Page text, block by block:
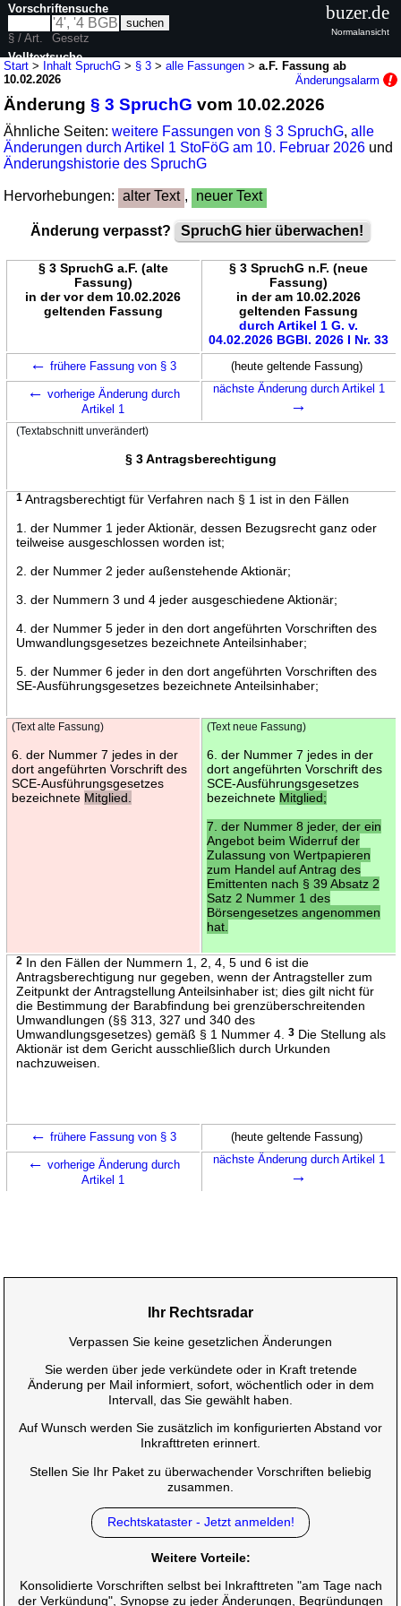
Start > Inhalt SpruchG > § 3 >alle Fassungen >a.F. Fassung ab
10.02.2026
Änderungsalarm
Änderung§ 3 SpruchG vom 10.02.2026
Ähnliche Seiten:weitere Fassungen von § 3 SpruchG,alle
Änderungen durch Artikel 1 StoFöG am 10. Februar 2026 und
Änderungshistorie des SpruchG
Hervorhebungen: alter Text , neuer Text
Änderung verpasst? SpruchG hier überwachen!
§ 3 SpruchG a.F. (alte
Fassung)
in der vor dem 10.02.2026
geltenden Fassung
§ 3 SpruchG n.F. (neue
Fassung)
in der am 10.02.2026
geltenden Fassung
durch Artikel 1 G. v.
04.02.2026 BGBl. 2026 I Nr. 33
← frühere Fassung von § 3 (heute geltende Fassung)
← vorherige Änderung durch
Artikel 1
nächste Änderung durch Artikel 1
→
(Textabschnitt unverändert)
§ 3 Antragsberechtigung
1Antragsberechtigt für Verfahren nach § 1 ist in den Fällen
1. der Nummer 1 jeder Aktionär, dessen Bezugsrecht ganz oder
teilweise ausgeschlossen worden ist;
2. der Nummer 2 jeder außenstehende Aktionär;
3. der Nummern 3 und 4 jeder ausgeschiedene Aktionär;
4. der Nummer 5 jeder in den dort angeführten Vorschriften des
Umwandlungsgesetzes bezeichnete Anteilsinhaber;
5. der Nummer 6 jeder in den dort angeführten Vorschriften des
SE-Ausführungsgesetzes bezeichnete Anteilsinhaber;
(Text alte Fassung)
6. der Nummer 7 jedes in der
dort angeführten Vorschrift des
SCE-Ausführungsgesetzes
bezeichnete Mitglied.
(Text neue Fassung)
6. der Nummer 7 jedes in der
dort angeführten Vorschrift des
SCE-Ausführungsgesetzes
bezeichnete Mitglied;
7. der Nummer 8 jeder, der ein
Angebot beim Widerruf der
Zulassung von Wertpapieren
zum Handel auf Antrag des
Emittenten nach § 39 Absatz 2
Satz 2 Nummer 1 des
Börsengesetzes angenommen
hat.
2In den Fällen der Nummern 1, 2, 4, 5 und 6 ist die
Antragsberechtigung nur gegeben, wenn der Antragsteller zum
Zeitpunkt der Antragstellung Anteilsinhaber ist; dies gilt nicht für
die Bestimmung der Barabfindung bei grenzüberschreitenden
Umwandlungen (§§ 313, 327 und 340 des
Umwandlungsgesetzes) gemäß § 1 Nummer 4.
3Die Stellung als
Aktionär ist dem Gericht ausschließlich durch Urkunden
nachzuweisen.
← frühere Fassung von § 3 (heute geltende Fassung)
← vorherige Änderung durch
Artikel 1
nächste Änderung durch Artikel 1
→
Vorschriftensuche
§ / Art.
Gesetz
Volltextsuche
buzer.de
Normalansicht
Ihr Rechtsradar
Verpassen Sie keine gesetzlichen Änderungen
Sie werden über jede verkündete oder in Kraft tretende
Änderung per Mail informiert, sofort, wöchentlich oder in dem
Intervall, das Sie gewählt haben.
Auf Wunsch werden Sie zusätzlich im konfigurierten Abstand vor
Inkrafttreten erinnert.
Stellen Sie Ihr Paket zu überwachender Vorschriften beliebig
zusammen.
Rechtskataster - Jetzt anmelden!
Weitere Vorteile:
Konsolidierte Vorschriften selbst bei Inkrafttreten "am Tage nach
der Verkündung", Synopse zu jeder Änderungen, Begründungen